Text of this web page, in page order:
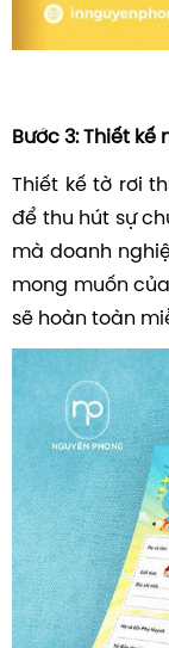
Bước 3: Thiết kế
Thiết kế tờ rơi
để thu hút sự
mà doanh
mong muốn
sẽ hoàn toàn